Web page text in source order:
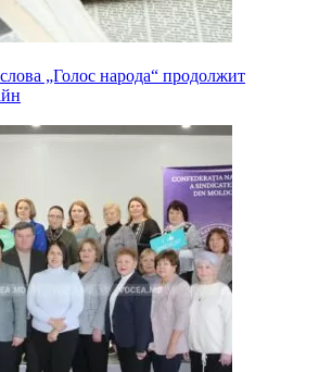
„Голос народа“ продолжит